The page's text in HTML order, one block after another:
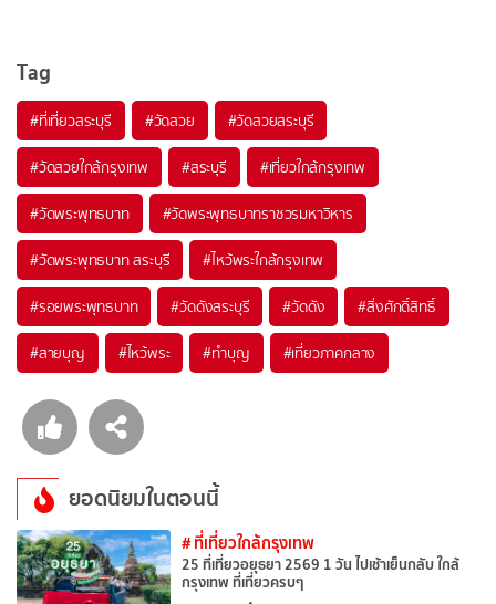
Tag
#ที่เที่ยวสระบุรี #วัดสวย #วัดสวยสระบุรี
#วัดสวยใกล้กรุงเทพ #สระบุรี #เที่ยวใกล้กรุงเทพ
#วัดพระพุทธบาท #วัดพระพุทธบาทราชวรมหาวิหาร
#วัดพระพุทธบาท สระบุรี #ไหว้พระใกล้กรุงเทพ
#รอยพระพุทธบาท #วัดดังสระบุรี #วัดดัง #สิ่งศักดิ์สิทธิ์
#สายบุญ #ไหว้พระ #ทำบุญ #เที่ยวภาคกลาง
ยอดนิยมในตอนนี้
# ที่เที่ยวใกล้กรุงเทพ
25 ที่เที่ยวอยุธยา 2569 1 วัน ไปเช้าเย็นกลับ ใกล้
กรุงเทพ ที่เที่ยวครบๆ